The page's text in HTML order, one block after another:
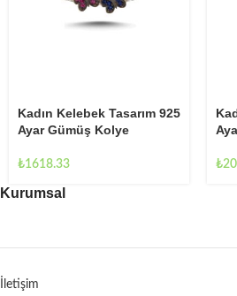
Kadın Kelebek Tasarım 925
Ayar Gümüş Kolye
₺1618.33 ₺
Kurumsal
İletişim